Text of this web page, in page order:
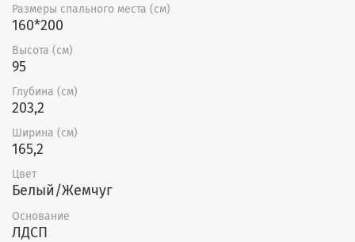
Размеры спального места (см)
160*200
Высота (см)
95
Глубина (см)
203,2
Ширина (см)
165,2
Цвет
Белый/Жемчуг
Основание
ЛДСП